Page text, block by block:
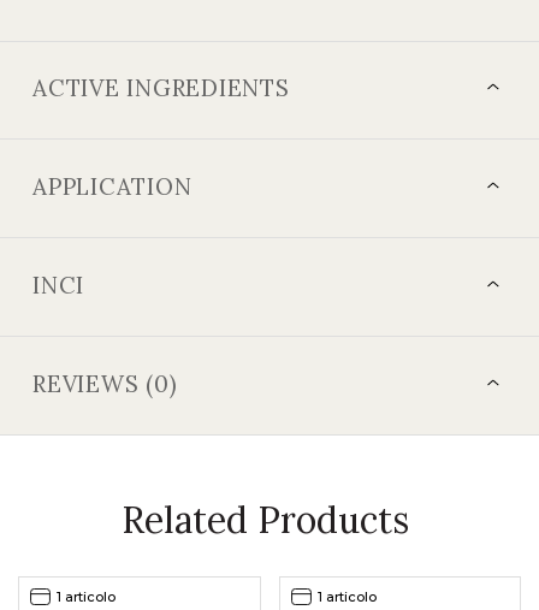
ACTIVE INGREDIENTS
APPLICATION
INCI
REVIEWS (0)
Related Products
1 articolo 1 articolo